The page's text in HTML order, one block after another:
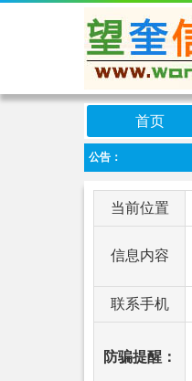
首页
公告：
当前位置
信息内容
联系手机
防骗提醒：